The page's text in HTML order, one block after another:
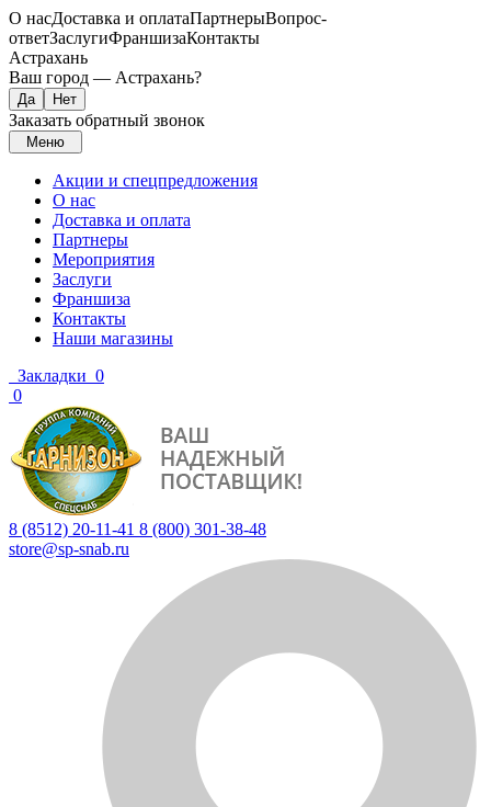
О насДоставка и оплатаПартнерыВопрос-
ответЗаслугиФраншизаКонтакты
Астрахань
Ваш город — Астрахань?
Заказать обратный звонок
Меню
Акции и спецпредложения
О нас
Доставка и оплата
Партнеры
Мероприятия
Заслуги
Франшиза
Контакты
Наши магазины
Закладки 0
0
8 (8512) 20-11-41 8 (800) 301-38-48
store@sp-snab.ru